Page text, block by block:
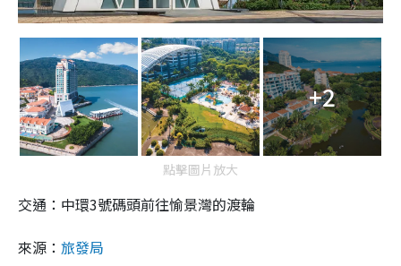
+2
點擊圖片放大
交通：中環3號碼頭前往愉景灣的渡輪
來源： 旅發局